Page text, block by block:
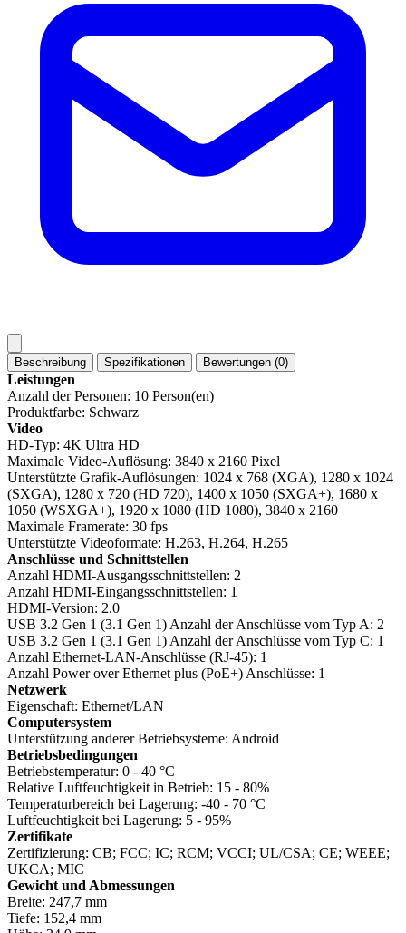
Beschreibung Spezifikationen Bewertungen (0)
Leistungen
Anzahl der Personen: 10 Person(en)
Produktfarbe: Schwarz
Video
HD-Typ: 4K Ultra HD
Maximale Video-Auflösung: 3840 x 2160 Pixel
Unterstützte Grafik-Auflösungen: 1024 x 768 (XGA), 1280 x 1024
(SXGA), 1280 x 720 (HD 720), 1400 x 1050 (SXGA+), 1680 x
1050 (WSXGA+), 1920 x 1080 (HD 1080), 3840 x 2160
Maximale Framerate: 30 fps
Unterstützte Videoformate: H.263, H.264, H.265
Anschlüsse und Schnittstellen
Anzahl HDMI-Ausgangsschnittstellen: 2
Anzahl HDMI-Eingangsschnittstellen: 1
HDMI-Version: 2.0
USB 3.2 Gen 1 (3.1 Gen 1) Anzahl der Anschlüsse vom Typ A: 2
USB 3.2 Gen 1 (3.1 Gen 1) Anzahl der Anschlüsse vom Typ C: 1
Anzahl Ethernet-LAN-Anschlüsse (RJ-45): 1
Anzahl Power over Ethernet plus (PoE+) Anschlüsse: 1
Netzwerk
Eigenschaft: Ethernet/LAN
Computersystem
Unterstützung anderer Betriebsysteme: Android
Betriebsbedingungen
Betriebstemperatur: 0 - 40 °C
Relative Luftfeuchtigkeit in Betrieb: 15 - 80%
Temperaturbereich bei Lagerung: -40 - 70 °C
Luftfeuchtigkeit bei Lagerung: 5 - 95%
Zertifikate
Zertifizierung: CB; FCC; IC; RCM; VCCI; UL/CSA; CE; WEEE;
UKCA; MIC
Gewicht und Abmessungen
Breite: 247,7 mm
Tiefe: 152,4 mm